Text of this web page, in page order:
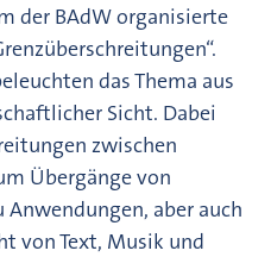
der BAdW organisierte
das Thema aus
Sicht. Dabei
zwischen
Übergänge von
Anwendungen, aber auch
von Text, Musik und